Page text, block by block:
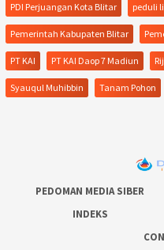
PDI Perjuangan Kota Blitar peduli
Pemerintah Kabupaten Blitar
PT KAI PT KAI Daop 7 Madiun
Syauqul Muhibbin Tanam Pohon
PEDOMAN MEDIA SIBER
INDEKS